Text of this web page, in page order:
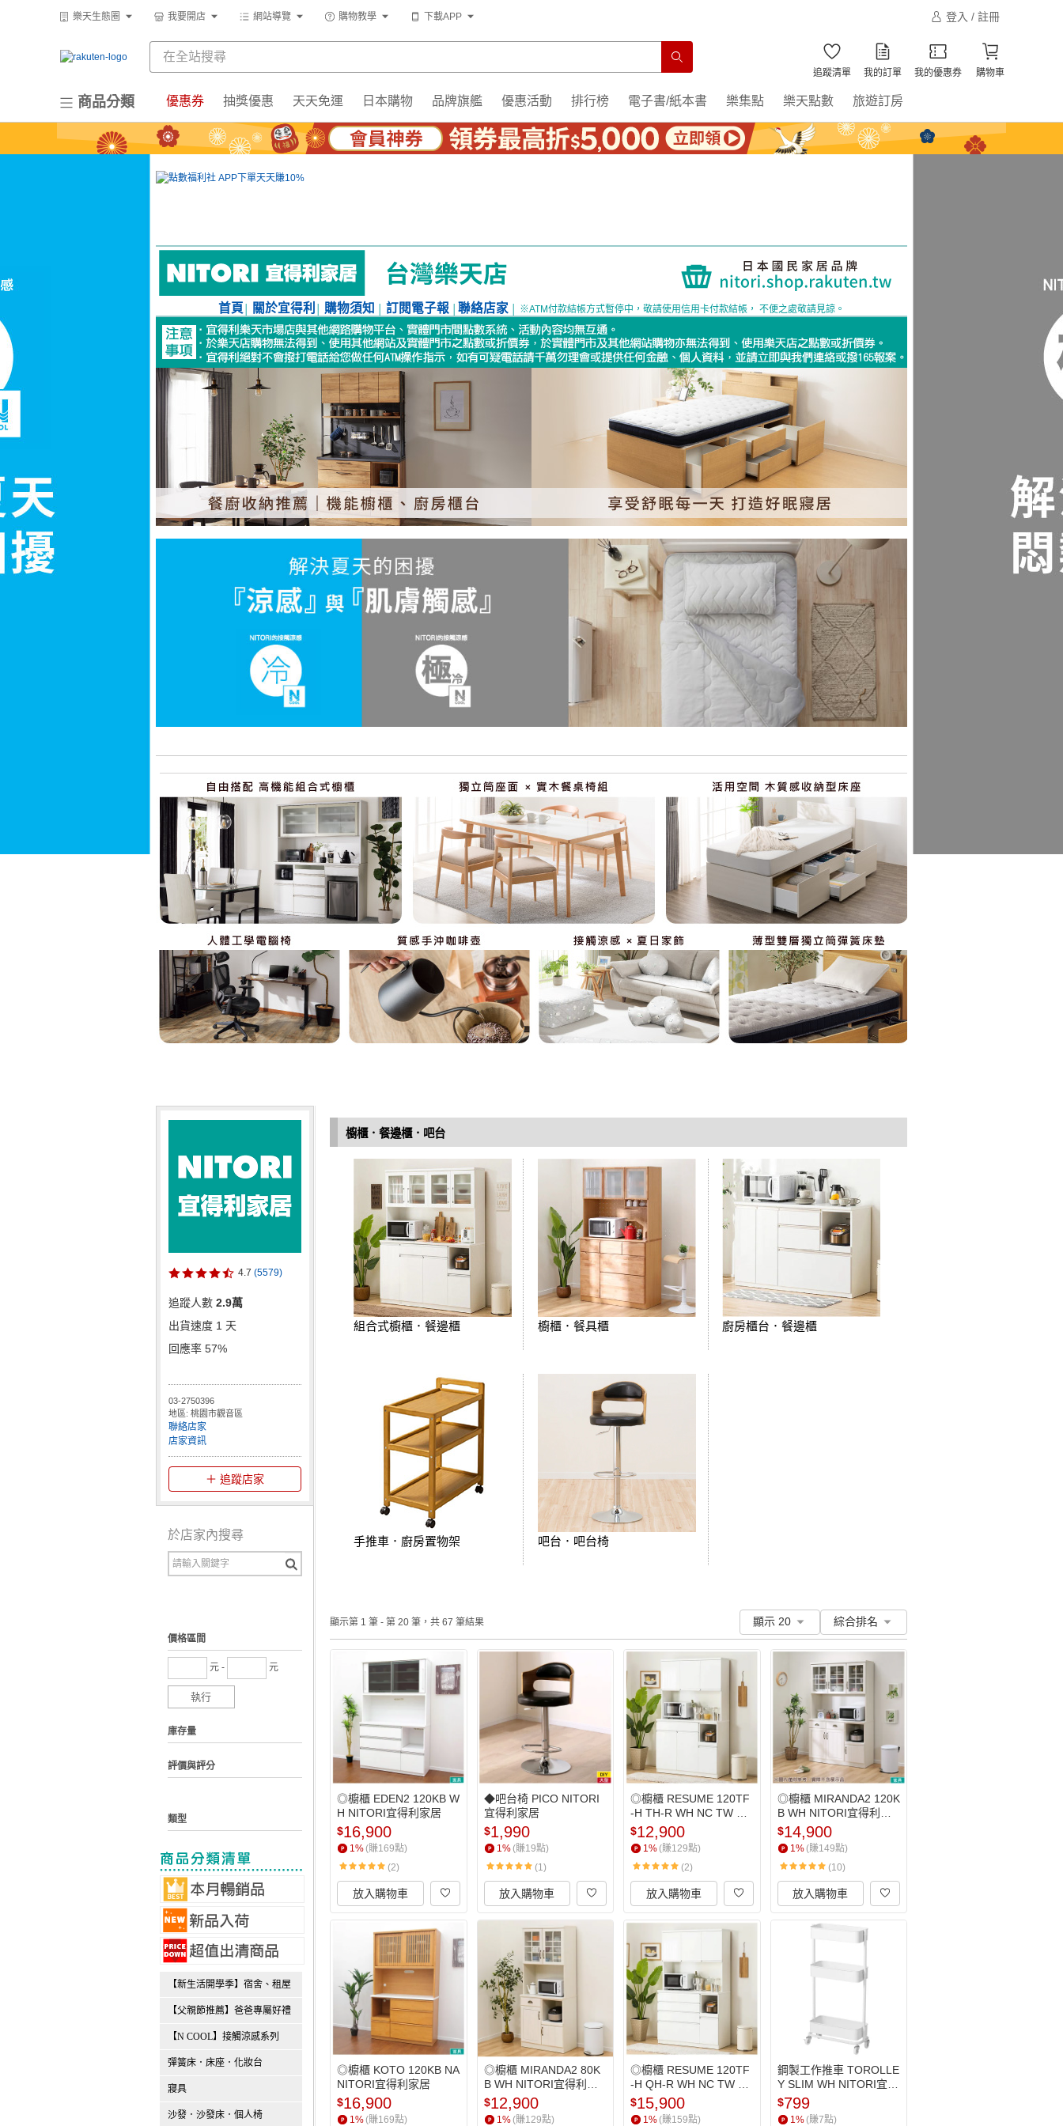
樂天生態圈 我要開店 網站導覽 購物教學 下載APP 登入 / 註冊
追蹤清單 我的訂單 我的優惠券 購物車
商品分類 優惠券 抽獎優惠 天天免運 日本購物 品牌旗艦 優惠活動 排行榜 電子書/紙本書 樂集點 樂天點數 旅遊訂房
首頁 關於宜得利 購物須知 訂閱電子報 聯絡店家 ※ATM付款結帳方式暫停中，敬請使用信用卡付款結帳， 不便之處敬請見諒。
櫥櫃．餐邊櫃．吧台
組合式櫥櫃．餐邊櫃 櫥櫃．餐具櫃 廚房櫃台．餐邊櫃
手推車．廚房置物架 吧台．吧台椅
顯示第 1 筆 - 第 20 筆，共 67 筆結果 顯示 20 綜合排名
◎櫥櫃 EDEN2 120KB W
H NITORI宜得利家居
$16,900
1%(賺169點)
(2)
放入購物車
◆吧台椅 PICO NITORI
宜得利家居
$1,990
1%(賺19點)
(1)
放入購物車
◎櫥櫃 RESUME 120TF
-H TH-R WH NC TW NI
TORI宜得利家居
$12,900
1%(賺129點)
(2)
放入購物車
◎櫥櫃 MIRANDA2 120K
B WH NITORI宜得利家
居
$14,900
1%(賺149點)
(10)
放入購物車
◎櫥櫃 KOTO 120KB NA
NITORI宜得利家居
$16,900
1%(賺169點)
◎櫥櫃 MIRANDA2 80K
B WH NITORI宜得利家
居
$12,900
1%(賺129點)
◎櫥櫃 RESUME 120TF
-H QH-R WH NC TW NI
TORI宜得利家居
$15,900
1%(賺159點)
鋼製工作推車 TOROLLE
Y SLIM WH NITORI宜得
利家居
$799
1%(賺7點)
4.7 (5579)
追蹤人數 2.9萬
出貨速度 1 天
回應率 57%
03-2750396
地區: 桃園市觀音區
聯絡店家
店家資訊
追蹤店家
於店家內搜尋
價格區間
元 - 元
執行
庫存量
評價與評分
類型